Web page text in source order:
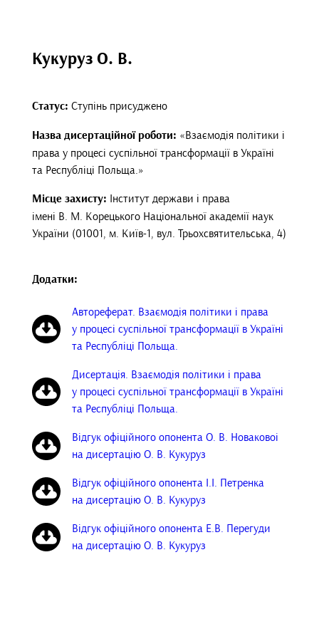
Кукуруз О. В.
Статус: Ступінь присуджено
Назва дисертаційної роботи: «Взаємодія політики i
права у процесі суспiльної трансформацiї в Україні
та Республiцi Польща.»
Місце захисту: Інститут держави і права
імені В. М. Корецького Національної академії наук
України (01001, м. Київ-1, вул. Трьохсвятительська, 4)
Додатки:
Автореферат. Взаємодія політики i права
у процесі суспiльної трансформацiї в Україні
та Республiцi Польща.
Дисертація. Взаємодія політики i права
у процесі суспiльної трансформацiї в Україні
та Республiцi Польща.
Вiдгук офiцiйного опонента О. В. Новаковоi
на дисертацiю О. В. Кукуруз
Вiдгук офiцiйного опонента I.I. Петренка
на дисертацiю О. В. Кукуруз
Вiдгук офiцiйного опонента E.В. Перегуди
на дисертацiю О. В. Кукуруз